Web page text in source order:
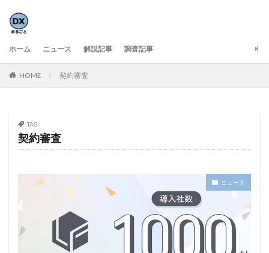
ホーム ニュース 解説記事 調査記事
HOME 契約審査
TAG
契約審査
ニュース